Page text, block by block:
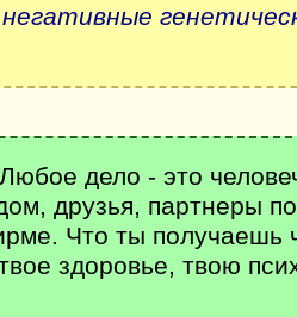
Любое дело - это
друзья, партнеры
Что ты
здоровье, твою